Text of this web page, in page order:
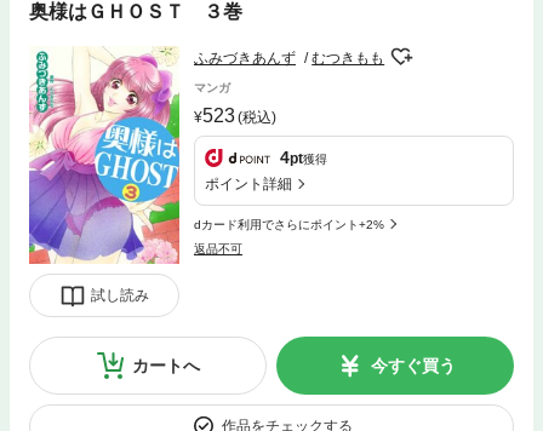
奥様はＧＨＯＳＴ ３巻
試し読み
ふみづきあんず むつきもも
マンガ
523(税込)
4pt獲得
ポイント詳細
dカード利用でさらにポイント+2%
返品不可
カートへ 今すぐ買う
作品をチェックする